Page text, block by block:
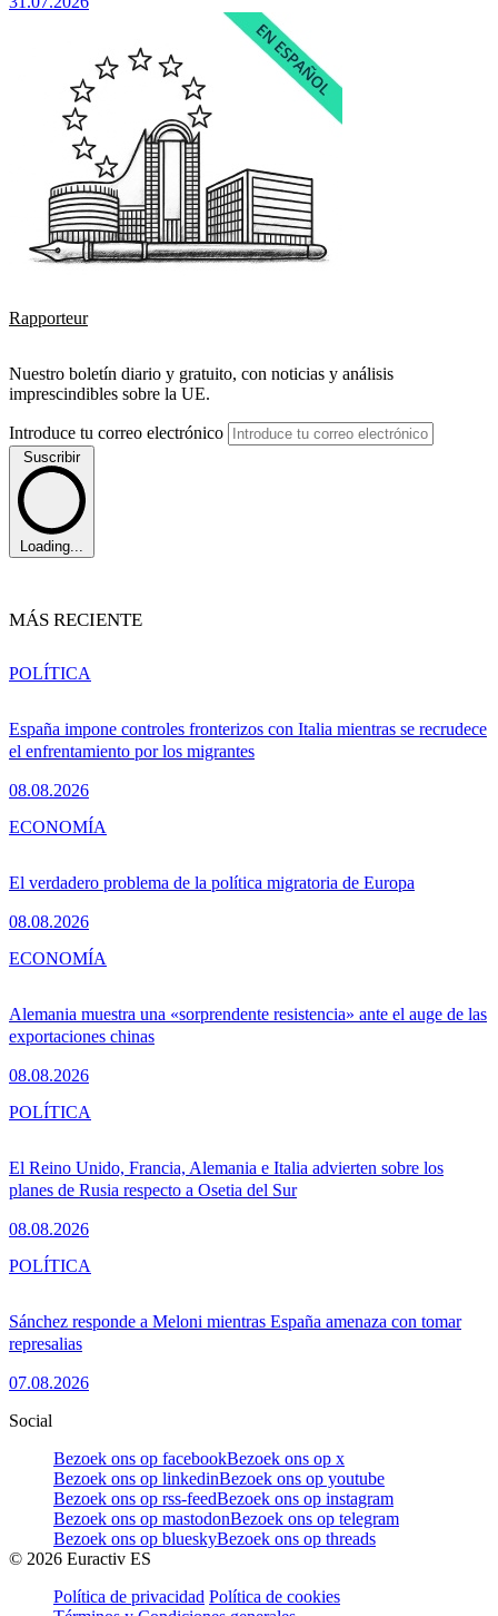
Rapporteur
Nuestro boletín diario y gratuito, con noticias y análisis
imprescindibles sobre la UE.
Introduce tu correo electrónico
Suscribir
Loading...
MÁS RECIENTE
España impone controles fronterizos con Italia mientras se recrudece
el enfrentamiento por los migrantes
08.08.2026
POLÍTICA
El verdadero problema de la política migratoria de Europa
08.08.2026
ECONOMÍA
Alemania muestra una «sorprendente resistencia» ante el auge de las
exportaciones chinas
08.08.2026
ECONOMÍA
El Reino Unido, Francia, Alemania e Italia advierten sobre los
planes de Rusia respecto a Osetia del Sur
08.08.2026
POLÍTICA
Sánchez responde a Meloni mientras España amenaza con tomar
represalias
07.08.2026
POLÍTICA
Social
Bezoek ons op facebookBezoek ons op x
Bezoek ons op linkedinBezoek ons op youtube
Bezoek ons op rss-feedBezoek ons op instagram
Bezoek ons op mastodonBezoek ons op telegram
Bezoek ons op blueskyBezoek ons op threads
© 2026 Euractiv ES
Política de privacidad Política de cookies